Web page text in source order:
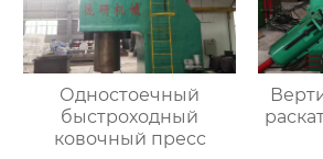
Одностоечный
быстроходный
ковочный пресс